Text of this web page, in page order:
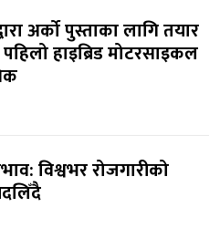
अर्को पुस्ताका लागि तयार
हाइब्रिड मोटरसाइकल
विश्वभर रोजगारीको